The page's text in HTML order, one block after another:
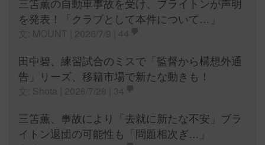
三笘薫の自動車事故を受け、ブライトンが声明
を発表！「クラブとして本件について…」
田中碧、練習試合のミスで「監督から構想外通
告」リーズ、移籍市場で新たな動きも！
三笘薫、事故により「去就に新たな不安」ブラ
イトン退団の可能性も「問題相次ぎ…」